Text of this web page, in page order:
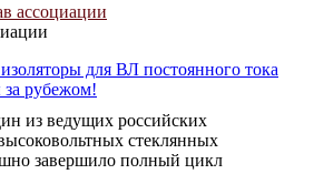
ассоциации
для ВЛ постоянного тока
рубежом!
из ведущих российских
стеклянных
завершило полный цикл